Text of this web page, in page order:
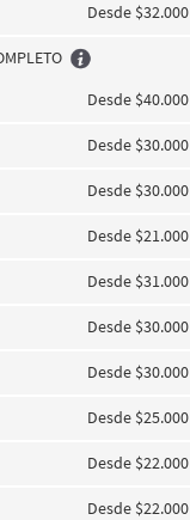
Desde $32.000
Desde $40.000
Desde $30.000
Desde $30.000
Desde $21.000
Desde $31.000
Desde $30.000
Desde $30.000
Desde $25.000
Desde $22.000
Desde $22.000